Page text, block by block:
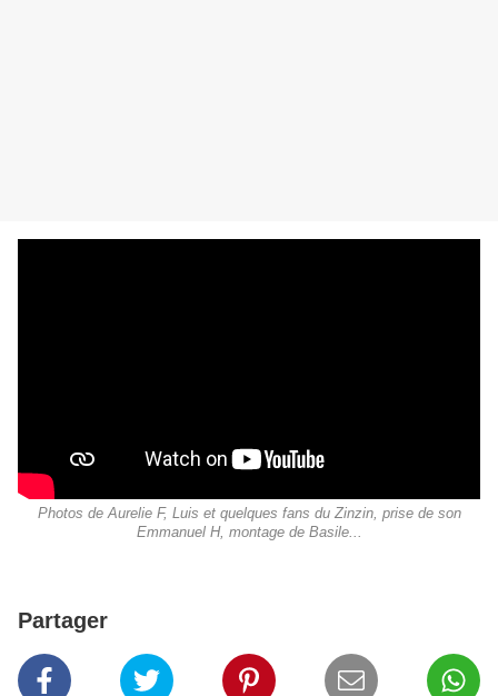
Photos de Aurelie F, Luis et quelques fans du Zinzin, prise de son
Emmanuel H, montage de Basile...
Partager